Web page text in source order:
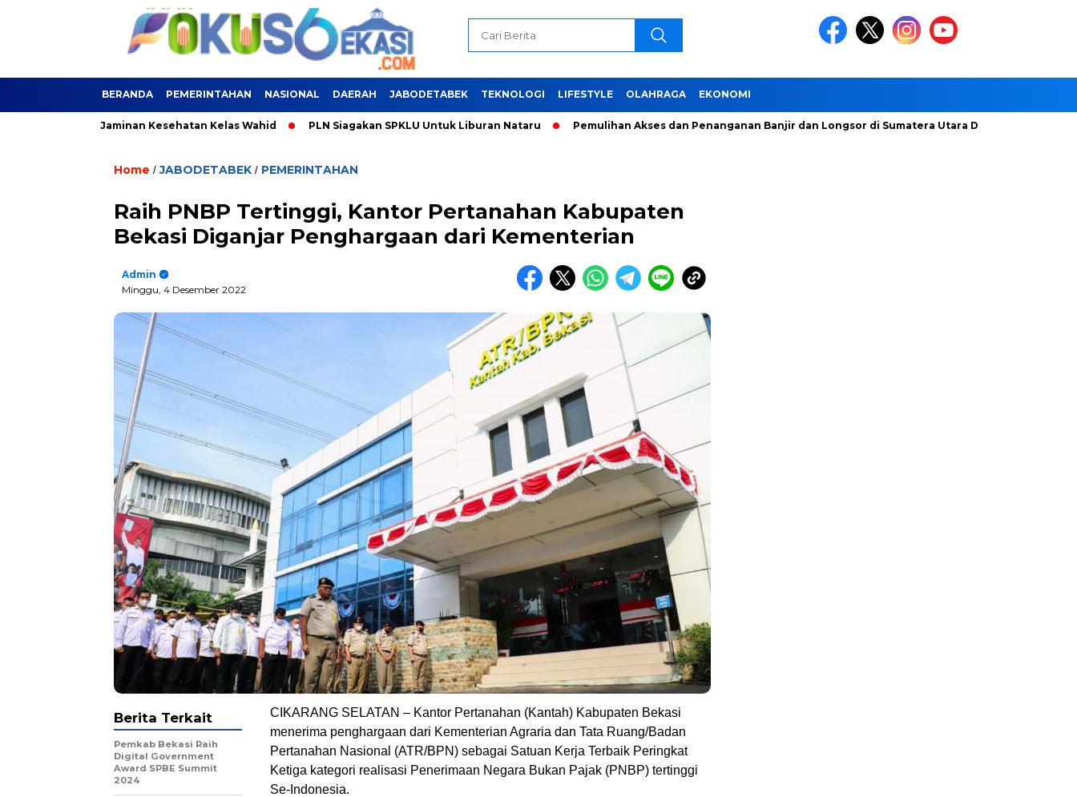
BERANDA PEMERINTAHAN NASIONAL DAERAH JABODETABEK TEKNOLOGI LIFESTYLE OLAHRAGA EKONOMI
Jaminan Kesehatan Kelas Wahid PLN Siagakan SPKLU Untuk Liburan Nataru Pemulihan Akses dan Penanganan Banjir dan Longsor di Sumatera Utara Dipercepat
Home /JABODETABEK / PEMERINTAHAN
Raih PNBP Tertinggi, Kantor Pertanahan Kabupaten
Bekasi Diganjar Penghargaan dari Kementerian
Admin
Minggu, 4 Desember 2022
CIKARANG SELATAN – Kantor Pertanahan (Kantah) Kabupaten Bekasi
menerima penghargaan dari Kementerian Agraria dan Tata Ruang/Badan
Pertanahan Nasional (ATR/BPN) sebagai Satuan Kerja Terbaik Peringkat
Ketiga kategori realisasi Penerimaan Negara Bukan Pajak (PNBP) tertinggi
Se-Indonesia.
Berita Terkait
Pemkab Bekasi Raih
Digital Government
Award SPBE Summit
2024